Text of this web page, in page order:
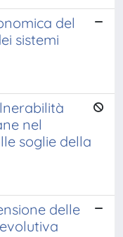
del
sistemi
nel
soglie della
delle